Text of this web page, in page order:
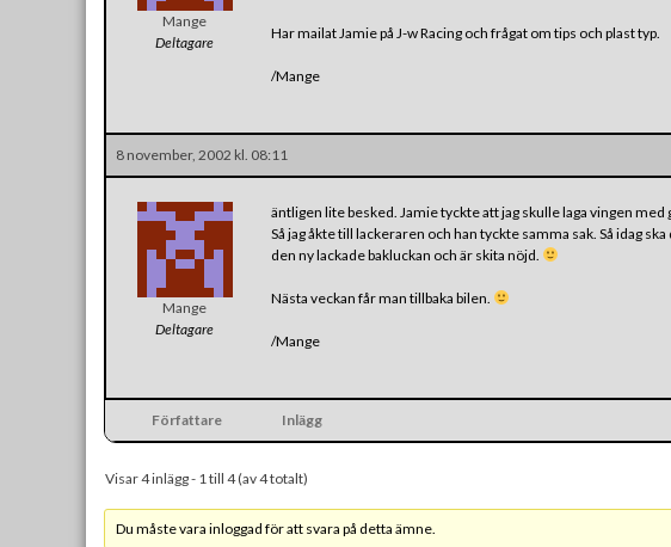
Mange
Deltagare
Har mailat Jamie på J-w Racing och frågat om tips och plast typ.
/Mange
8 november, 2002 kl. 08:11
Mange
Deltagare
äntligen lite besked. Jamie tyckte att jag skulle laga vingen med
Så jag åkte till lackeraren och han tyckte samma sak. Så idag
den ny lackade bakluckan och är skita nöjd.
Nästa veckan får man tillbaka bilen.
/Mange
Författare Inlägg
Visar 4 inlägg - 1 till 4 (av 4 totalt)
Du måste vara inloggad för att svara på detta ämne.